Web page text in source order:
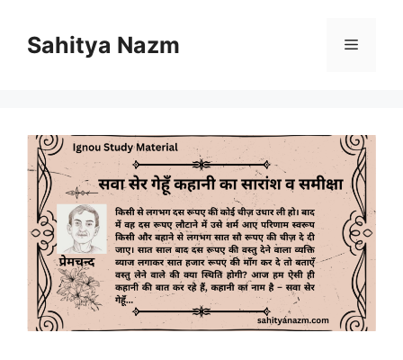
Sahitya Nazm